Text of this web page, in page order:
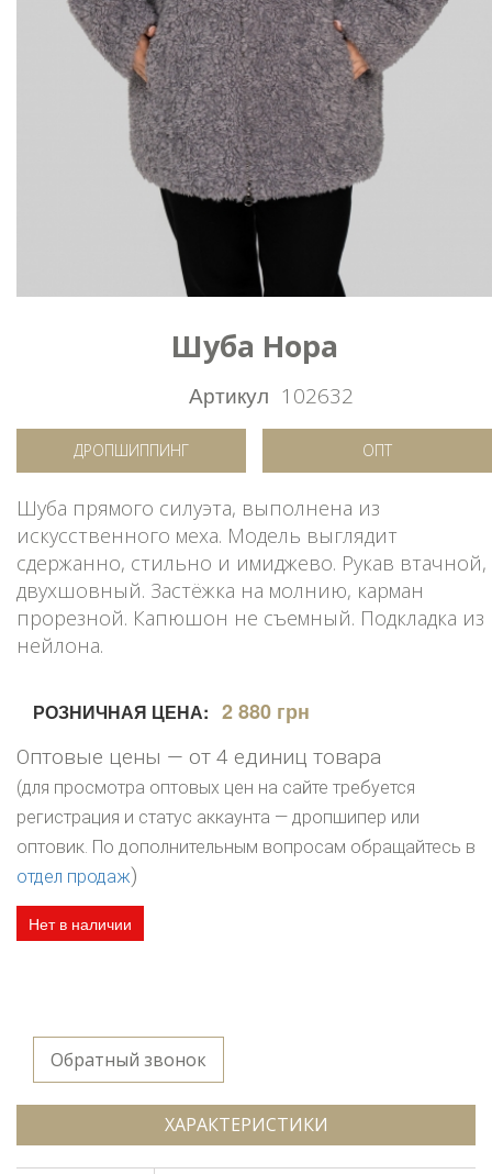
Шуба Нора
Артикул 102632
ДРОПШИППИНГ ОПТ
Шуба прямого силуэта, выполнена из
искусственного меха. Модель выглядит
сдержанно, стильно и имиджево. Рукав втачной,
двухшовный. Застёжка на молнию, карман
прорезной. Капюшон не съемный. Подкладка из
нейлона.
РОЗНИЧНАЯ ЦЕНА: 2 880 грн
Оптовые цены — от 4 единиц товара
(для просмотра оптовых цен на сайте требуется
регистрация и статус аккаунта — дропшипер или
оптовик. По дополнительным вопросам обращайтесь в
отдел продаж)
Нет в наличии
Обратный звонок
ХАРАКТЕРИСТИКИ